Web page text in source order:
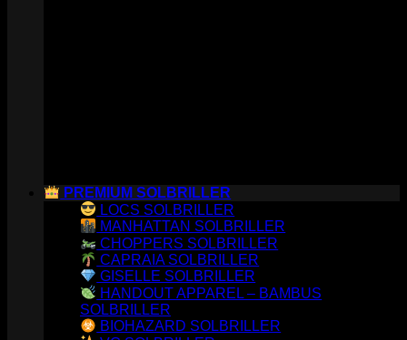
PREMIUM SOLBRILLER
LOCS SOLBRILLER
MANHATTAN SOLBRILLER
CHOPPERS SOLBRILLER
CAPRAIA SOLBRILLER
GISELLE SOLBRILLER
HANDOUT APPAREL – BAMBUS
SOLBRILLER
BIOHAZARD SOLBRILLER